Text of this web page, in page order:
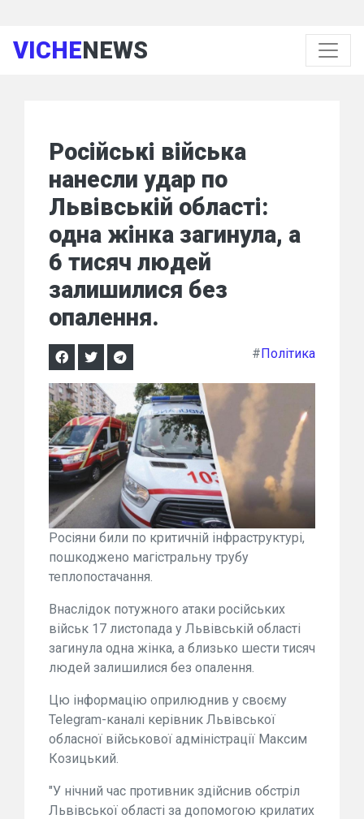
VICHENEWS
Російські війська
нанесли удар по
Львівській області:
одна жінка загинула, а
6 тисяч людей
залишилися без
опалення.
#Політика
Росіяни били по критичній інфраструктурі,
пошкоджено магістральну трубу
теплопостачання.
Внаслідок потужного атаки російських
військ 17 листопада у Львівській області
загинула одна жінка, а близько шести тисяч
людей залишилися без опалення.
Цю інформацію оприлюднив у своєму
Telegram-каналі керівник Львівської
обласної військової адміністрації Максим
Козицький.
"У нічний час противник здійснив обстріл
Львівської області за допомогою крилатих